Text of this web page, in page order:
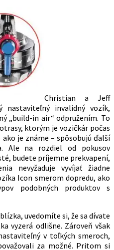
Christian a Jeff
nastaviteľný invalidný vozík,
„build-in air“ odpružením. To
ktorým je vozičkár počas
je známe – spôsobujú ďalší
Ale na rozdiel od pokusov
budete príjemne prekvapení,
nevyžaduje vyvíjať žiadne
Icon smerom dopredu, ako
podobných produktov s
uvedomíte si, že sa dívate
vyzerá odlišne. Zároveň však
v toľkých smeroch,
za možné. Pritom si